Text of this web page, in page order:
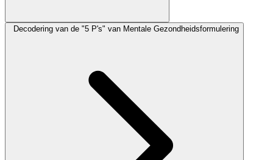
Decodering van de "5 P's" van Mentale Gezondheidsformulering